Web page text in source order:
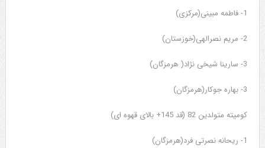
1- فاطمه مبینی(مرکزی)
2- مریم نصرالهی(خوزستان)
3- سارینا شیخی نژاد( هرمزگان)
3- بهاره جوکار(هرمزگان)
کومیته متولدین 82 (قد 145+ بالای قهوه ای)
1- ریحانه نصرتی فرد(هرمزگان)